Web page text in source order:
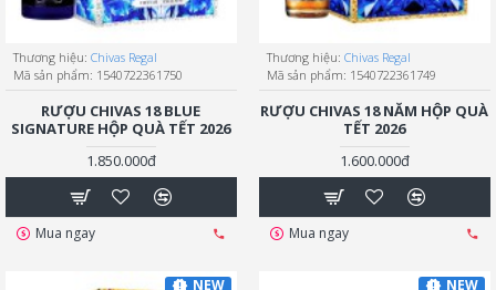
Thương hiệu: Chivas Regal
Mã sản phẩm: 1540722361750
RƯỢU CHIVAS 18 BLUE
SIGNATURE HỘP QUÀ TẾT 2026
1.850.000đ
Mua ngay
Thương hiệu: Chivas Regal
Mã sản phẩm: 1540722361749
RƯỢU CHIVAS 18 NĂM HỘP QUÀ
TẾT 2026
1.600.000đ
Mua ngay
NEW NEW